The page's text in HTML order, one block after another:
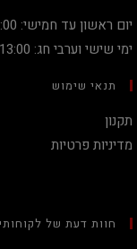
יום ראשון עד חמישי: 10:00-18:00
ימי שישי וערבי חג: 10:00-13:00
תנאי שימוש
תקנון
מדיניות פרטיות
חוות דעת של